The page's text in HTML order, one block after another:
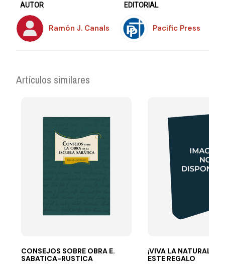
AUTOR
Ramón J. Canals
EDITORIAL
Pacific Press
Artículos similares
CONSEJOS SOBRE OBRA E.
SABATICA-RUSTICA
¡VIVA LA
ESTE REGALO